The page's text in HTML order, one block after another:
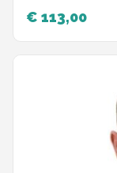
€ 113,00